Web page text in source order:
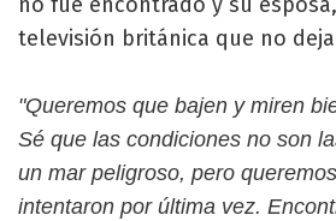
televisión británica que no
"Queremos que bajen y miren
Sé que las condiciones no son
un mar peligroso, pero
intentaron por última vez.